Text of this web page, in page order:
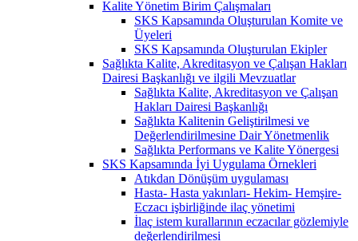
Kalite Yönetim Birim Çalışmaları
SKS Kapsamında Oluşturulan Komite ve
Üyeleri
SKS Kapsamında Oluşturulan Ekipler
Sağlıkta Kalite, Akreditasyon ve Çalışan Hakları
Dairesi Başkanlığı ve ilgili Mevzuatlar
Sağlıkta Kalite, Akreditasyon ve Çalışan
Hakları Dairesi Başkanlığı
Sağlıkta Kalitenin Geliştirilmesi ve
Değerlendirilmesine Dair Yönetmenlik
Sağlıkta Performans ve Kalite Yönergesi
SKS Kapsamında İyi Uygulama Örnekleri
Atıkdan Dönüşüm uygulaması
Hasta- Hasta yakınları- Hekim- Hemşire-
Eczacı işbirliğinde ilaç yönetimi
İlaç istem kurallarının eczacılar gözlemiyle
değerlendirilmesi